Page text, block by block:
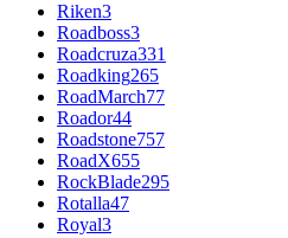
Riken3
Roadboss3
Roadcruza331
Roadking265
RoadMarch77
Roador44
Roadstone757
RoadX655
RockBlade295
Rotalla47
Royal3